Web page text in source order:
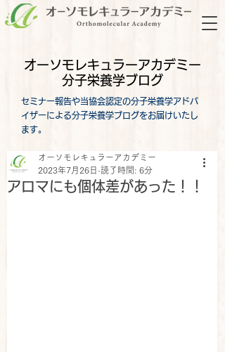
オーソモレキュラーアカデミー
分子栄養学ブログ
セミナー報告や当協会認定の分子栄養学アドバ
イザーによる分子栄養学ブログをお届けいたし
ます。
アロマにも個体差があった！！
オーソモレキュラーアカデミー
2023年7月26日 読了時間: 6分